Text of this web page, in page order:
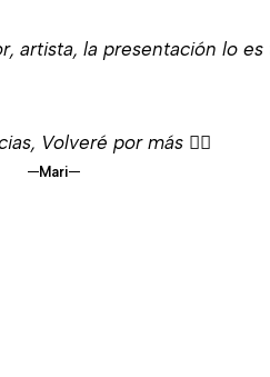
artista, la presentación lo
Volveré por más 👌🏻
Mari